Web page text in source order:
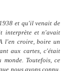
et qu'il venait de
interprète et n'avait
l'en croire, boire un
aux cartes, c'était
Toutefois, ce
nous avons connu,